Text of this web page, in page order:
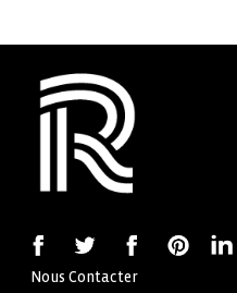
Nous Contacter